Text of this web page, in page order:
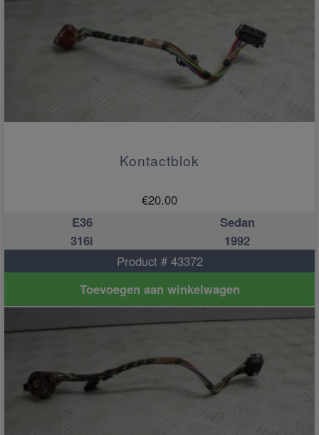
Kontactblok
€20.00
E36
Sedan
316i
1992
Product # 43372
Toevoegen aan winkelwagen